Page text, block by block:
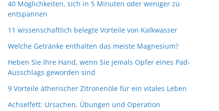
40 Möglichkeiten, sich in 5 Minuten oder weniger zu
entspannen
11 wissenschaftlich belegte Vorteile von Kalkwasser
Welche Getränke enthalten das meiste Magnesium?
Heben Sie Ihre Hand, wenn Sie jemals Opfer eines Pad-
Ausschlags geworden sind
9 Vorteile ätherischer Zitronenöle für ein vitales Leben
Achselfett: Ursachen, Übungen und Operation